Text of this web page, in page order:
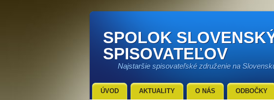
SPOLOK
SPISOVATEĽOV
Najstaršie spisovateľské združenie na
ÚVOD AKTUALITY O NÁS ODBOČKY